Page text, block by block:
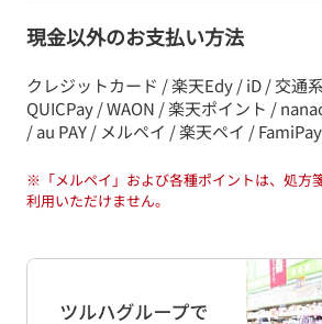
現金以外のお支払い方法
クレジットカード / 楽天Edy / iD / 交通
QUICPay / WAON / 楽天ポイント /
/ au PAY / メルペイ / 楽天ペイ / FamiPay
※ 「メルペイ」および各種ポイントは、処方
利用いただけません。